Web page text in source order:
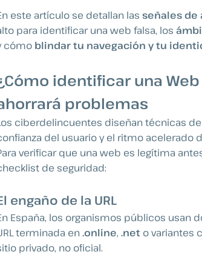
este artículo se detallan las señales de
para identificar una web falsa, los
cómo blindar tu navegación y tu
identificar una
problemas
ciberdelincuentes diseñan técnicas
del usuario y el ritmo acelerado
verificar que una web es legítima
de seguridad:
engaño de la URL
España, los organismos públicos usan
terminada en.online, .net o variantes
privado, no oficial.